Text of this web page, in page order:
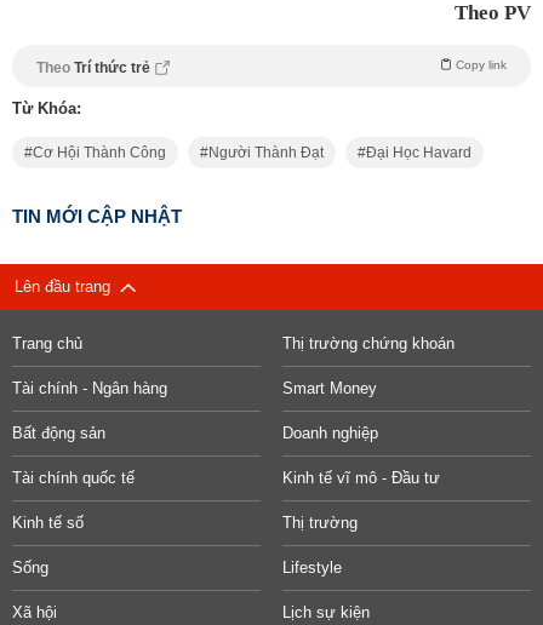
Theo PV
Theo Trí thức trẻ Copy link
Từ Khóa:
Cơ Hội Thành Công Người Thành Đạt Đại Học Havard
TIN MỚI CẬP NHẬT
Lên đầu trang
Trang chủ Thị trường chứng khoán
Tài chính - Ngân hàng Smart Money
Bất động sản Doanh nghiệp
Tài chính quốc tế Kinh tế vĩ mô - Đầu tư
Kinh tế số Thị trường
Sống Lifestyle
Xã hội Lịch sự kiện